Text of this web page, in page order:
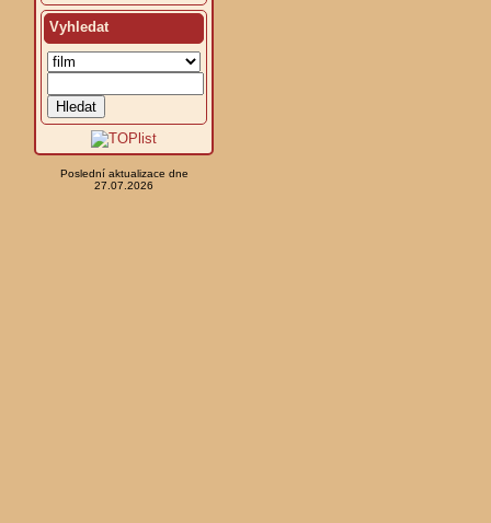
Vyhledat
Poslední aktualizace dne
27.07.2026